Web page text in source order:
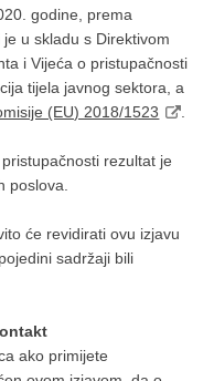
godine, prema
u skladu s Direktivom
i Vijeća o pristupačnosti
tijela javnog sektora, a
(EU) 2018/1523
rezultat je
poslova.
će revidirati ovu izjavu
sadržaji bili
ako primijete